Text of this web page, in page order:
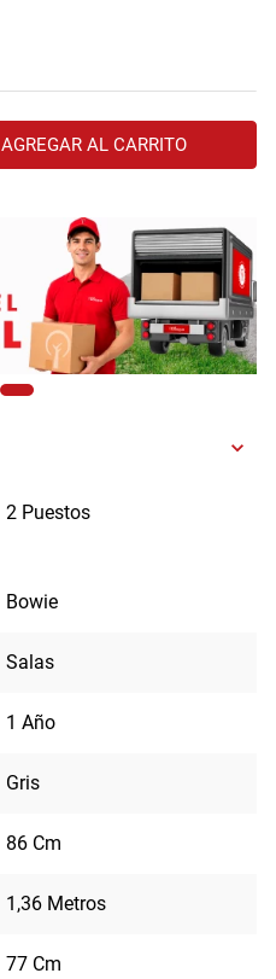
AGREGAR AL CARRITO
2 Puestos
Bowie
Salas
1 Año
Gris
86 Cm
1,36 Metros
77 Cm